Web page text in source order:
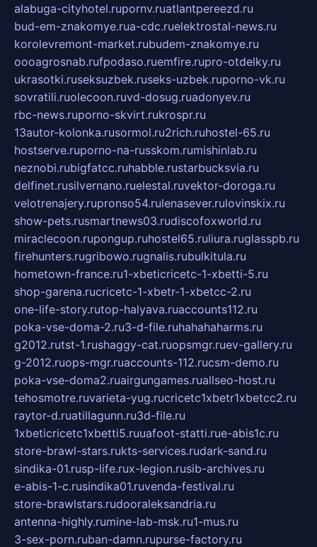
alabuga-cityhotel.rupornv.ruatlantpereezd.ru
bud-em-znakomye.rua-cdc.ruelektrostal-news.ru
korolevremont-market.rubudem-znakomye.ru
oooagrosnab.rufpodaso.ruemfire.rupro-otdelky.ru
ukrasotki.ruseksuzbek.ruseks-uzbek.ruporno-vk.ru
sovratili.ruolecoon.ruvd-dosug.ruadonyev.ru
rbc-news.ruporno-skvirt.rukrospr.ru
13autor-kolonka.rusormol.ru2rich.ruhostel-65.ru
hostserve.ruporno-na-russkom.rumishinlab.ru
neznobi.rubigfatcc.ruhabble.rustarbucksvia.ru
delfinet.rusilvernano.ruelestal.ruvektor-doroga.ru
velotrenajery.rupronso54.rulenasever.rulovinskix.ru
show-pets.rusmartnews03.rudiscofoxworld.ru
miraclecoon.rupongup.ruhostel65.ruliura.ruglasspb.ru
firehunters.rugribowo.rugnalis.rubulkitula.ru
hometown-france.ru1-xbeticricetc-1-xbetti-5.ru
shop-garena.rucricetc-1-xbetr-1-xbetcc-2.ru
one-life-story.rutop-halyava.ruaccounts112.ru
poka-vse-doma-2.ru3-d-file.ruhahahaharms.ru
g2012.rutst-1.rushaggy-cat.ruopsmgr.ruev-gallery.ru
g-2012.ruops-mgr.ruaccounts-112.rucsm-demo.ru
poka-vse-doma2.ruairgungames.ruallseo-host.ru
tehosmotre.ruvarieta-yug.rucricetc1xbetr1xbetcc2.ru
raytor-d.ruatillagunn.ru3d-file.ru
1xbeticricetc1xbetti5.ruuafoot-statti.rue-abis1c.ru
store-brawl-stars.rukts-services.rudark-sand.ru
sindika-01.rusp-life.rux-legion.rusib-archives.ru
e-abis-1-c.rusindika01.ruvenda-festival.ru
store-brawlstars.rudooraleksandria.ru
antenna-highly.rumine-lab-msk.ru1-mus.ru
3-sex-porn.ruban-damn.rupurse-factory.ru